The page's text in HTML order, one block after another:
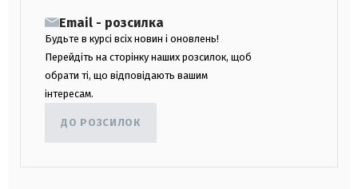
Email - розсилка
Будьте в курсі всіх новин і оновлень!
Перейдіть на сторінку наших розсилок, щоб
обрати ті, що відповідають вашим
інтересам.
ДО РОЗСИЛОК